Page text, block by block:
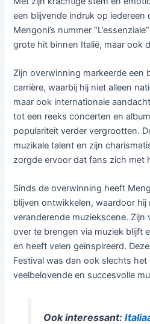
een blijvende indruk op iedereen
Mengoni’s nummer
grote hit binnen Italië, maar ook
Zijn overwinning markeerde een
carrière, waarbij hij niet alleen
maar ook internationale
tot een reeks concerten en
populariteit verder vergrootten.
muzikale talent en zijn
zorgde ervoor dat fans zich met
Sinds de overwinning heeft
blijven ontwikkelen, waardoor hij
veranderende muziekscene. Zijn
over te brengen via muziek blijft
en heeft velen geïnspireerd.
Festival was dan ook slechts het
veelbelovende en succesvolle
Ook interessant: